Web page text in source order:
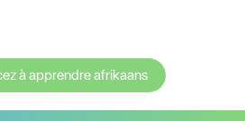
à apprendre afrikaans